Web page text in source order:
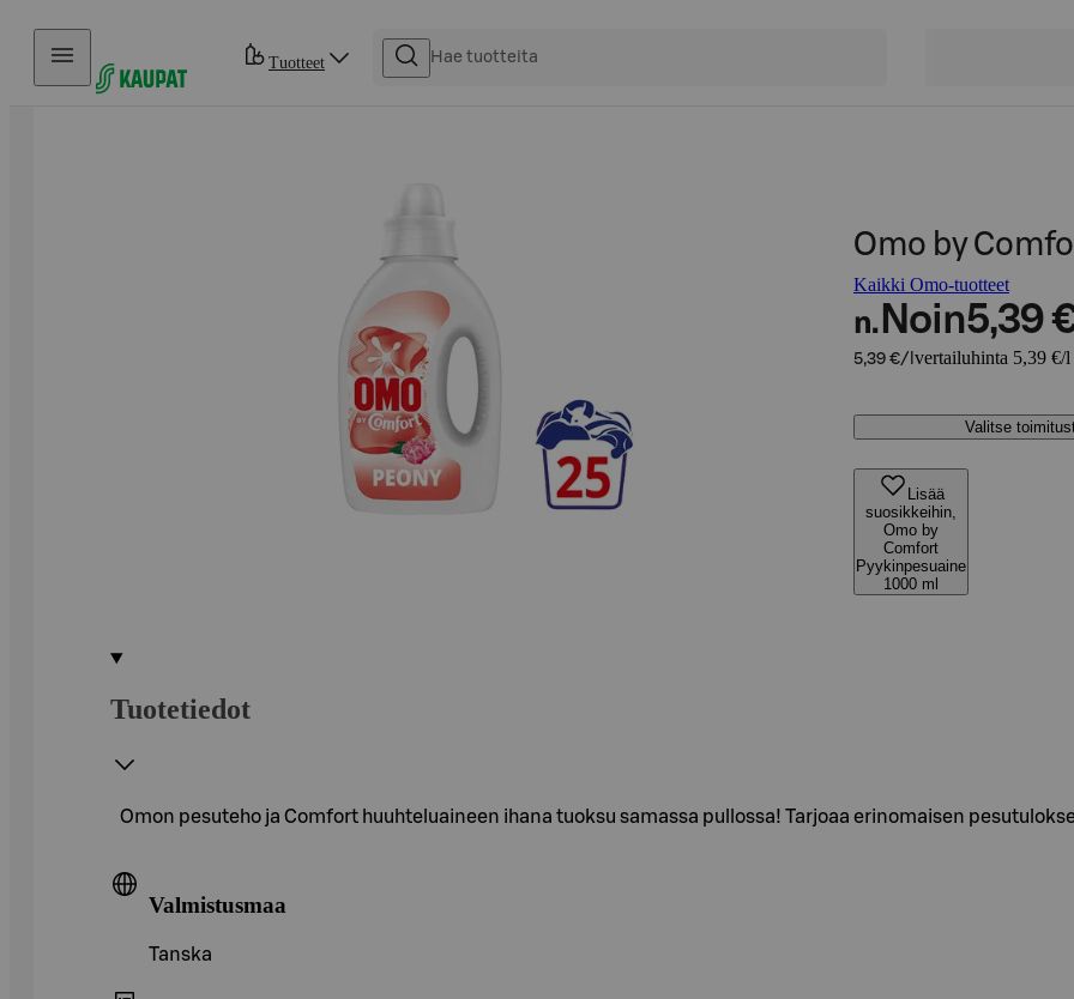
Hyppää sisältöön
Tuotteet
Omo by
Kaikki Omo-tuotteet
n. Noin5,39
5,39 €/l vertailuhinta 5,39 €/l
Valitse
Lisää
suosikkeihin,
Omo by
Comfort
Pyykinpesuaine
1000 ml
Tuotetiedot
Omon pesuteho ja Comfort huuhteluaineen ihana tuoksu samassa pullossa! Tarjoaa erinomaisen
Valmistusmaa
Tanska